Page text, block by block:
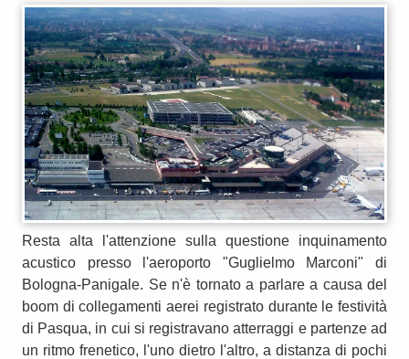
Resta alta l'attenzione sulla questione inquinamento
acustico presso l'aeroporto "Guglielmo Marconi" di
Bologna-Panigale. Se n'è tornato a parlare a causa del
boom di collegamenti aerei registrato durante le festività
di Pasqua, in cui si registravano atterraggi e partenze ad
un ritmo frenetico, l'uno dietro l'altro, a distanza di pochi